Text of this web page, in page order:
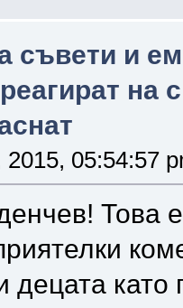
съвети и
на
05:54:57
Това
децата